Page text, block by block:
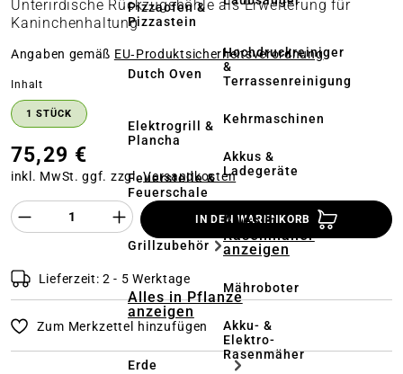
Pizzaofen &
Pizzastein
Dutch Oven
Elektrogrill &
Plancha
Feuerstelle &
Feuerschale
Grillzubehör
Alles in Pflanze
anzeigen
Erde
Hochdruckreiniger
&
Terrassenreinigung
Kehrmaschinen
Akkus &
Ladegeräte
Alles in
Rasenmäher
anzeigen
Mähroboter
Akku- &
Elektro-
Rasenmäher
Unterirdische Rückzugshöhle als Erweiterung für
Kaninchenhaltung
Angaben gemäß EU‑Produktsicherheitsverordnung
Inhalt
1 STÜCK
75,29 €
inkl. MwSt. ggf. zzgl.Versandkosten
Produkt Anzahl des Produktes
IN DEN WARENKORB
Lieferzeit: 2 - 5 Werktage
Zum Merkzettel hinzufügen